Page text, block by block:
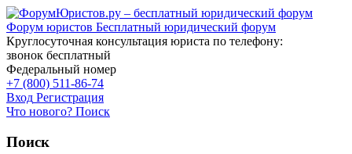
Форум юристов Бесплатный юридический форум
Круглосуточная консультация юриста по телефону:
звонок бесплатный
Федеральный номер
+7 (800) 511-86-74
Вход Регистрация
Что нового? Поиск
Поиск